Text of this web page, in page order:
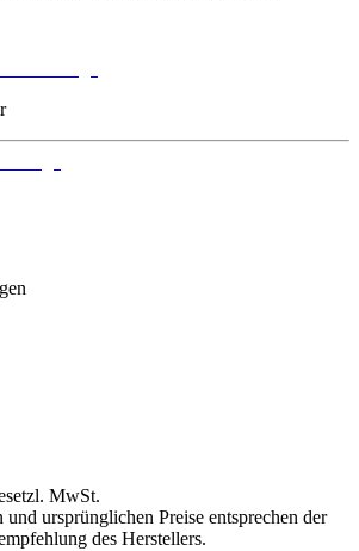
MwSt.
ursprünglichen Preise entsprechen der
des Herstellers.